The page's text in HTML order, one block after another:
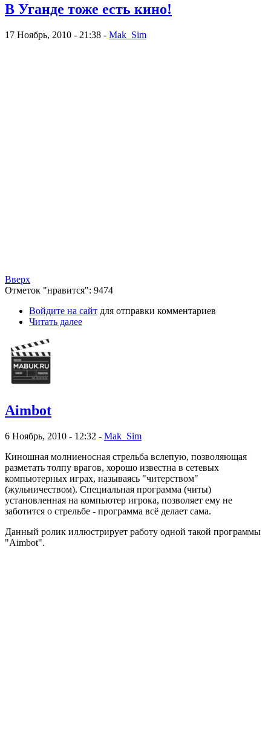
В Уганде тоже есть кино!
17 Ноябрь, 2010 - 21:38 - Mak_Sim
Вверх
Отметок "нравится": 9474
Войдите на сайт для отправки комментариев
Читать далее
Aimbot
6 Ноябрь, 2010 - 12:32 - Mak_Sim
Киношная молниеносная стрельба вслепую, позволяющая
разметать толпу врагов, хорошо известна в сетевых
компьютерных играх, называясь "читерством"
(жульничеством). Специальная программа (читы)
установленная на компьютер игрока, позволяет ему не
заботится о стрельбе - программа всё делает сама.
Данный ролик иллюстрирует работу одной такой программы
"Aimbot".